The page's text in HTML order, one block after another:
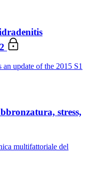
update of the 2015 S1
stress,
multifattoriale del